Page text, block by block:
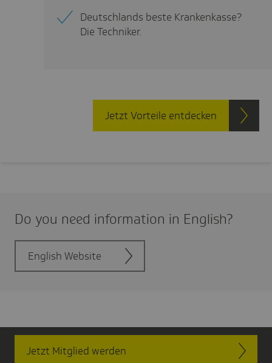
Deutschlands beste Krankenkasse?
Die Techniker.
Jetzt Vorteile entdecken
Do you need infor­ma­tion in English?
English Website
Jetzt Mitglied werden